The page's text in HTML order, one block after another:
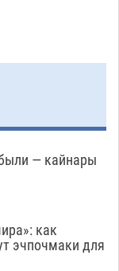
пермякам
с улицы
08.08 693
в режиме
07.08
угрожает
— кайнары
как
эчпочмаки для